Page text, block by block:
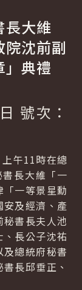
長大維
院沈前副
」典禮
號次：
午11時在總
長大維「一
一等景星勳
及經濟、產
書長夫人池
長公子沈祐
總統府秘書
長邱垂正、